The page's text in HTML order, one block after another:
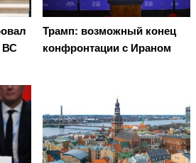
ВС
Трамп: возможный конец
конфронтации с Ираном